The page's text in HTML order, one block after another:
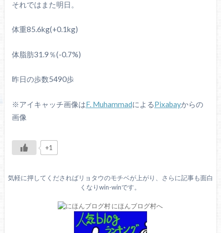
それではまた明日。
体重85.6kg(+0.1kg)
体脂肪31.9％(-0.7%)
昨日の歩数5490歩
※アイキャッチ画像はF. MuhammadによるPixabayからの
画像
+1
気軽に押してくださればリョタウのモチベが上がり、さらに記事も面白
くなりwin-winです。